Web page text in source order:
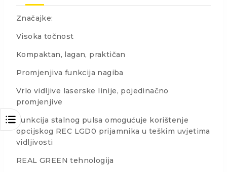
Značajke:
Visoka točnost
Kompaktan, lagan, praktičan
Promjenjiva funkcija nagiba
Vrlo vidljive laserske linije, pojedinačno
promjenjive
Funkcija stalnog pulsa omogućuje korištenje
opcijskog REC LGD0 prijamnika u teškim uvjetima
vidljivosti
REAL GREEN tehnologija